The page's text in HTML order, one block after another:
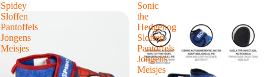
Spidey
Sloffen
Pantoffels
Jongens
Meisjes
Sonic
the
Hedgehog
Sloffen
Pantoffels
Jongens
Meisjes